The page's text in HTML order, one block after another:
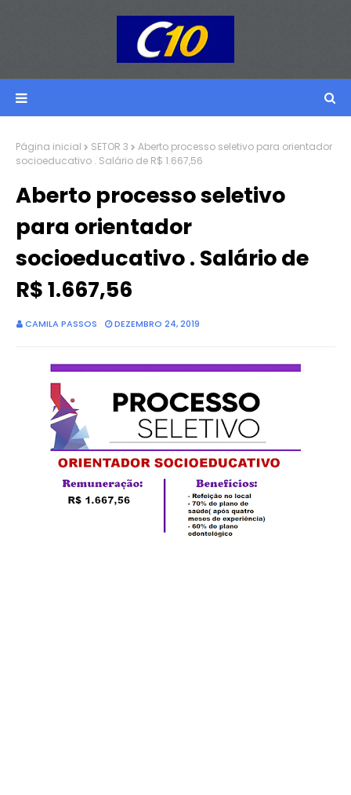
Página inicial SETOR 3
Aberto processo seletivo para orientador
socioeducativo . Salário de R$ 1.667,56
Aberto processo seletivo
para orientador
socioeducativo . Salário de
R$ 1.667,56
CAMILA PASSOS DEZEMBRO 24, 2019